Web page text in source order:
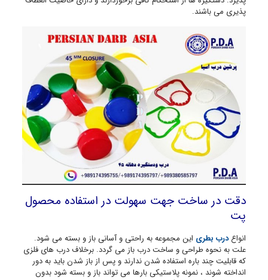
پذیری می باشند.
دقت در ساخت جهت سهولت در استفاده محصول
پت
انواعدرب بطری این مجموعه به راحتی و آسانی باز و بسته می شود.
علت به نحوه طراحی و ساخت درب باز می گردد. برخلاف درب های فلزی
که قابلیت چند باره استفاده شدن ندارند و پس از باز شدن باید به دور
انداخته شوند ، نمونه پلاستیکی بارها می تواند باز و بسته شود بدون